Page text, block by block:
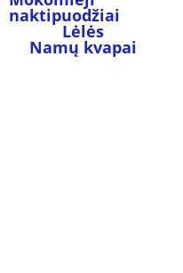
naktipuodžiai
Lėlės
Namų kvapai